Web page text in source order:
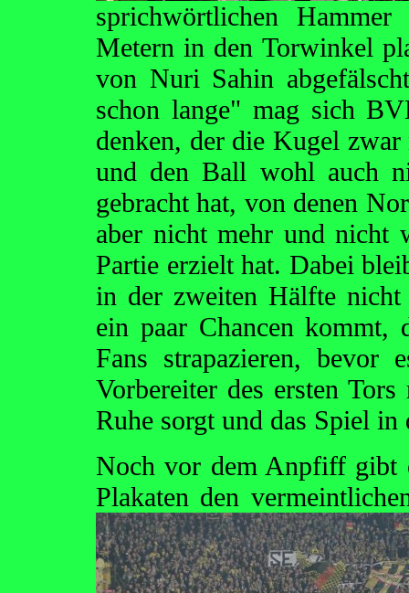
sprichwörtlichen
Metern in den Torwinkel
von Nuri Sahin
schon lange" mag sich
denken, der die Kugel
und den Ball wohl auch
gebracht hat, von denen
aber nicht mehr und nicht
Partie erzielt hat. Dabei
in der zweiten Hälfte
ein paar Chancen kommt,
Fans strapazieren, bevor
Vorbereiter des ersten
Ruhe sorgt und das Spiel
Noch vor dem Anpfiff gibt
Plakaten den